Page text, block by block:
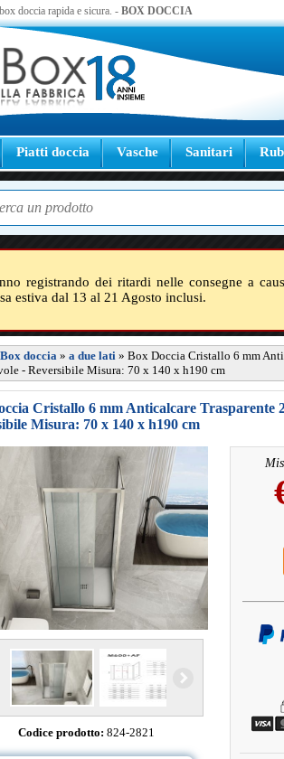
doccia rapida e sicura. - BOX DOCCIA
Piatti doccia Vasche Sanitari
registrando dei ritardi nelle consegne a
estiva dal 13 al 21 Agosto inclusi.
Box doccia » a due lati » Box Doccia Cristallo 6 mm
- Reversibile Misura: 70 x 140 x h190 cm
Cristallo 6 mm Anticalcare Trasparente
Misura: 70 x 140 x h190 cm
Codice prodotto: 824-2821